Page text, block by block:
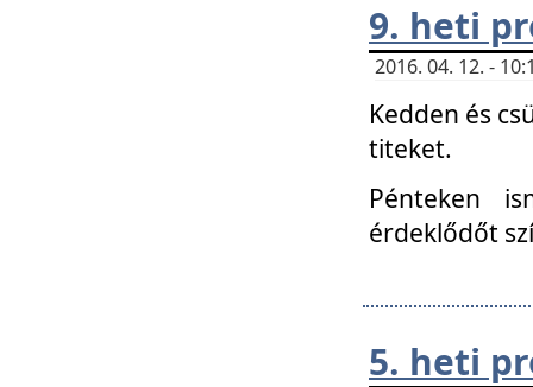
9. heti
2016. 04. 12. -
Kedden és
titeket.
Pénteken
érdeklődőt
5. heti